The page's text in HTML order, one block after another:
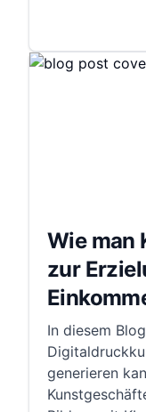
Wie man
zur
In diesem
generieren